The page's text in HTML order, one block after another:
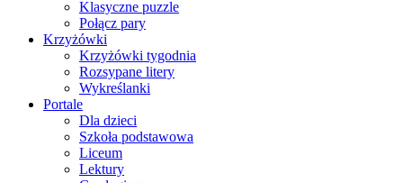
Klasyczne puzzle
Połącz pary
Krzyżówki
Krzyżówki tygodnia
Rozsypane litery
Wykreślanki
Portale
Dla dzieci
Szkoła podstawowa
Liceum
Lektury